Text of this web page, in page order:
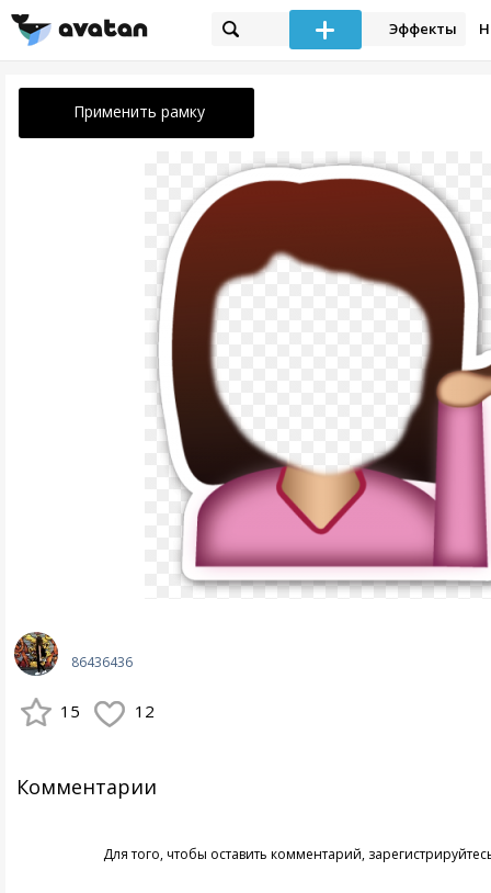
Эффекты
Применить рамку
86436436
15 12
Комментарии
Для того, чтобы оставить комментарий,